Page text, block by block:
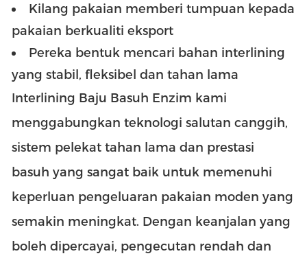
Kilang pakaian memberi tumpuan kepada
pakaian berkualiti eksport
Pereka bentuk mencari bahan interlining
yang stabil, fleksibel dan tahan lama
Interlining Baju Basuh Enzim kami
menggabungkan teknologi salutan canggih,
sistem pelekat tahan lama dan prestasi
basuh yang sangat baik untuk memenuhi
keperluan pengeluaran pakaian moden yang
semakin meningkat. Dengan keanjalan yang
boleh dipercayai, pengecutan rendah dan